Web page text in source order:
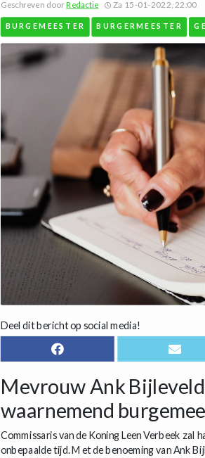
Geschreven doorRedactie Za 15-01-2022, 22:00
BURGEMEESTER BURGERMEESTER
Deel dit bericht op social media!
Mevrouw Ank
waarnemend
Commissaris van de Koning Leen Verbeek zal
onbepaalde tijd. Met de benoeming van Ank